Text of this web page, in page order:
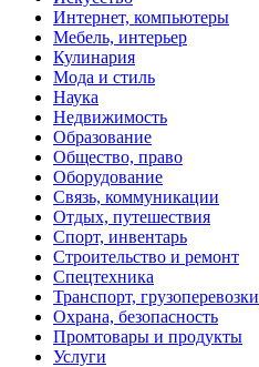
Интернет, компьютеры
Мебель, интерьер
Кулинария
Мода и стиль
Наука
Недвижимость
Образование
Общество, право
Оборудование
Связь, коммуникации
Отдых, путешествия
Спорт, инвентарь
Строительство и ремонт
Спецтехника
Транспорт, грузоперевозки
Охрана, безопасность
Промтовары и продукты
Услуги